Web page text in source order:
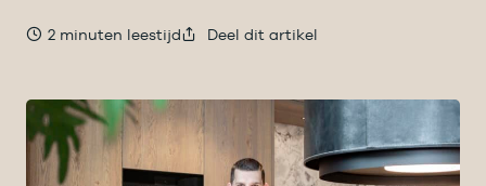
2 minuten leestijd Deel dit artikel